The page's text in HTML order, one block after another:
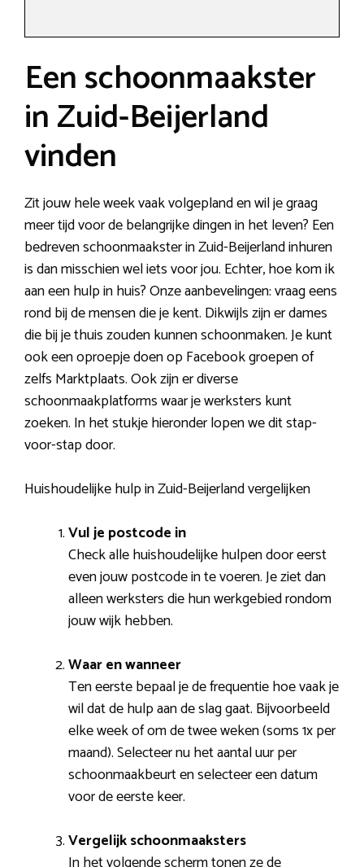
Een schoonmaakster
in Zuid-Beijerland
vinden
Zit jouw hele week vaak volgepland en wil je graag
meer tijd voor de belangrijke dingen in het leven? Een
bedreven schoonmaakster in Zuid-Beijerland inhuren
is dan misschien wel iets voor jou. Echter, hoe kom ik
aan een hulp in huis? Onze aanbevelingen: vraag eens
rond bij de mensen die je kent. Dikwijls zijn er dames
die bij je thuis zouden kunnen schoonmaken. Je kunt
ook een oproepje doen op Facebook groepen of
zelfs Marktplaats. Ook zijn er diverse
schoonmaakplatforms waar je werksters kunt
zoeken. In het stukje hieronder lopen we dit stap-
voor-stap door.
Huishoudelijke hulp in Zuid-Beijerland vergelijken
Vul je postcode in
Check alle huishoudelijke hulpen door eerst
even jouw postcode in te voeren. Je ziet dan
alleen werksters die hun werkgebied rondom
jouw wijk hebben.
Waar en wanneer
Ten eerste bepaal je de frequentie hoe vaak je
wil dat de hulp aan de slag gaat. Bijvoorbeeld
elke week of om de twee weken (soms 1x per
maand). Selecteer nu het aantal uur per
schoonmaakbeurt en selecteer een datum
voor de eerste keer.
Vergelijk schoonmaaksters